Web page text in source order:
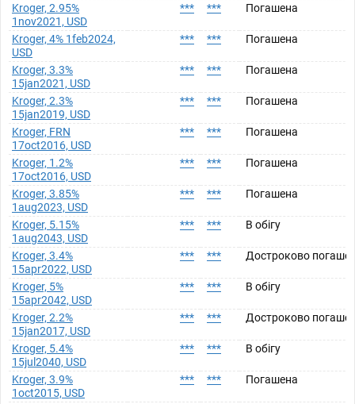
Kroger, 2.95%
1nov2021, USD
*** *** Погашена
Kroger, 4% 1feb2024,
USD
*** *** Погашена
Kroger, 3.3%
15jan2021, USD
*** *** Погашена
Kroger, 2.3%
15jan2019, USD
*** *** Погашена
Kroger, FRN
17oct2016, USD
*** *** Погашена
Kroger, 1.2%
17oct2016, USD
*** *** Погашена
Kroger, 3.85%
1aug2023, USD
*** *** Погашена
Kroger, 5.15%
1aug2043, USD
*** *** В обігу
Kroger, 3.4%
15apr2022, USD
*** *** Достроково
Kroger, 5%
15apr2042, USD
*** *** В обігу
Kroger, 2.2%
15jan2017, USD
*** *** Достроково
Kroger, 5.4%
15jul2040, USD
*** *** В обігу
Kroger, 3.9%
1oct2015, USD
*** *** Погашена